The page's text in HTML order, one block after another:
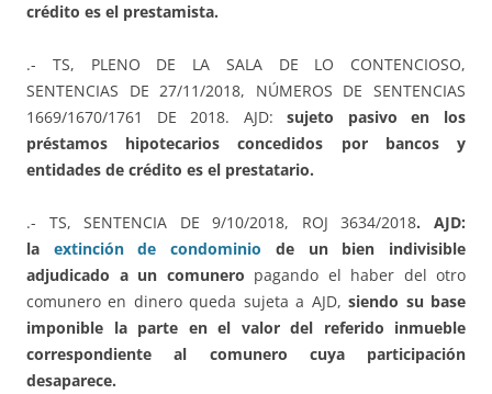
crédito es el prestamista.
.- TS, PLENO DE LA SALA DE LO CONTENCIOSO,
SENTENCIAS DE 27/11/2018, NÚMEROS DE SENTENCIAS
1669/1670/1761 DE 2018. AJD:sujeto pasivo en los
préstamos hipotecarios concedidos por bancos y
entidades de crédito es el prestatario.
.- TS, SENTENCIA DE 9/10/2018, ROJ 3634/2018. AJD:
la extinción de condominio de un bien indivisible
adjudicado a un comunero pagando el haber del otro
comunero en dinero queda sujeta a AJD,siendo su base
imponible la parte en el valor del referido inmueble
correspondiente al comunero cuya participación
desaparece.